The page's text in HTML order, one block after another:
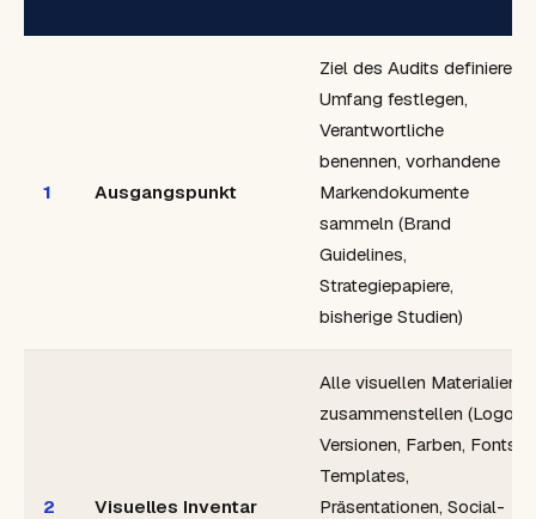
1 Ausgangspunkt
Ziel des Audits definieren,
Umfang festlegen,
Verantwortliche
benennen, vorhandene
Markendokumente
sammeln (Brand
Guidelines,
Strategiepapiere,
bisherige Studien)
2 Visuelles Inventar
Alle visuellen Materialien
zusammenstellen (Logo-
Versionen, Farben, Fonts,
Templates,
Präsentationen, Social-